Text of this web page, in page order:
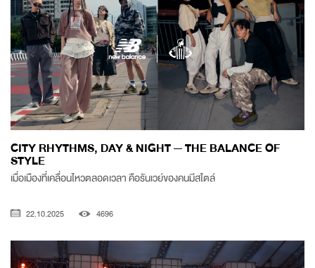
CITY RHYTHMS, DAY & NIGHT — THE BALANCE OF
STYLE
เมื่อเมืองที่เคลื่อนไหวตลอดเวลา คือรันเวย์ของคนมีสไตล์
22.10.2025 4696